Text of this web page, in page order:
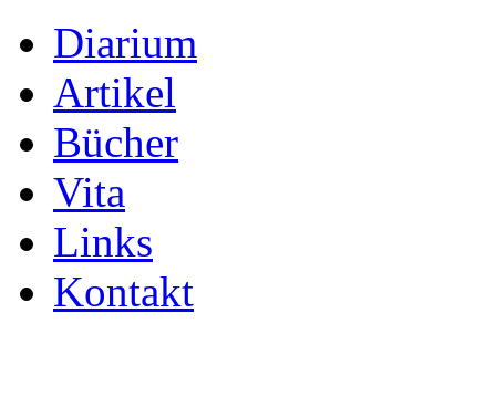
Diarium
Artikel
Bücher
Vita
Links
Kontakt